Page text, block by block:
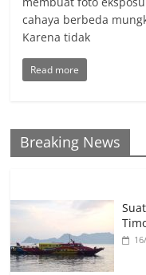
cahaya berbeda
Karena tidak
Read more
Breaking News